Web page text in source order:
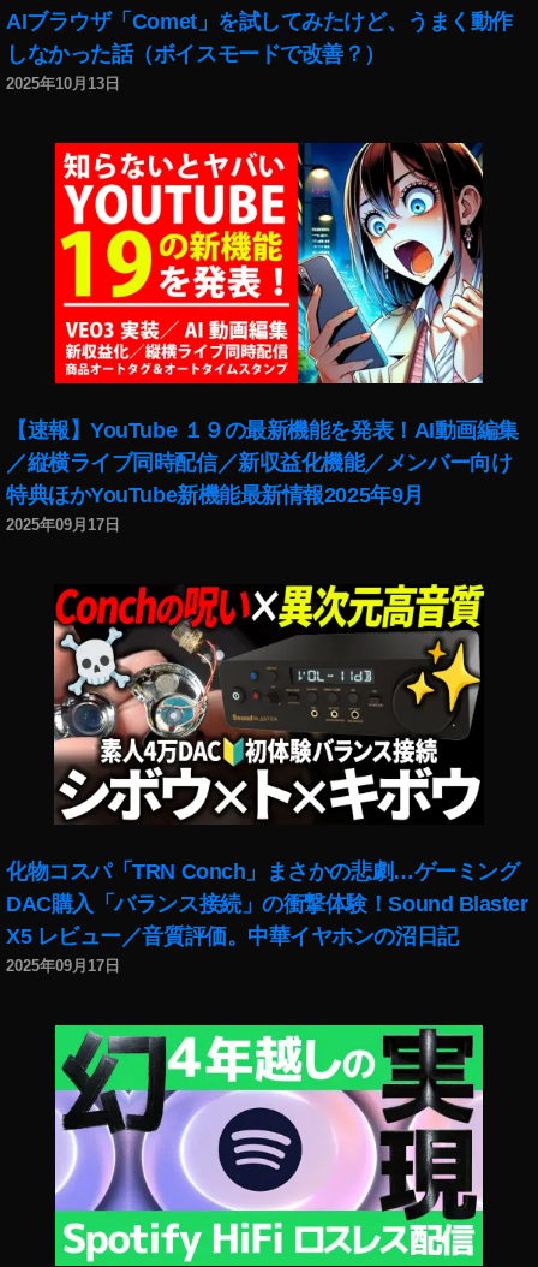
AIブラウザ「Comet」を試してみたけど、うまく動作
しなかった話（ボイスモードで改善？）
2025年10月13日
【速報】YouTube １９の最新機能を発表！AI動画編集
／縦横ライブ同時配信／新収益化機能／メンバー向け
特典ほかYouTube新機能最新情報2025年9月
2025年09月17日
化物コスパ「TRN Conch」まさかの悲劇…ゲーミング
DAC購入「バランス接続」の衝撃体験！Sound Blaster
X5 レビュー／音質評価。中華イヤホンの沼日記
2025年09月17日